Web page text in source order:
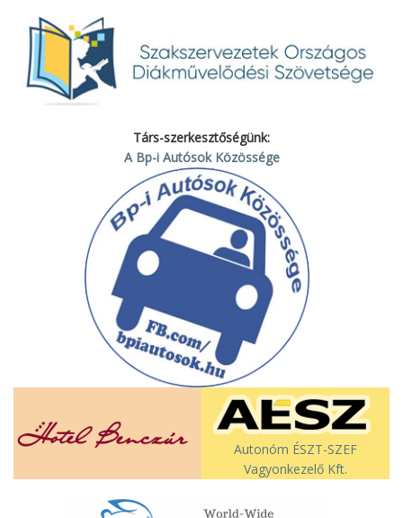
Társ-szerkesztőségünk:
A Bp-i Autósok Közössége
Autonóm ÉSZT-SZEF
Vagyonkezelő Kft.